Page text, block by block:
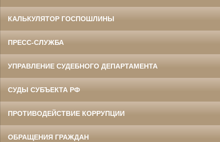
КАЛЬКУЛЯТОР ГОСПОШЛИНЫ
ПРЕСС-СЛУЖБА
УПРАВЛЕНИЕ СУДЕБНОГО ДЕПАРТАМЕНТА
СУДЫ СУБЪЕКТА РФ
ПРОТИВОДЕЙСТВИЕ КОРРУПЦИИ
ОБРАЩЕНИЯ ГРАЖДАН